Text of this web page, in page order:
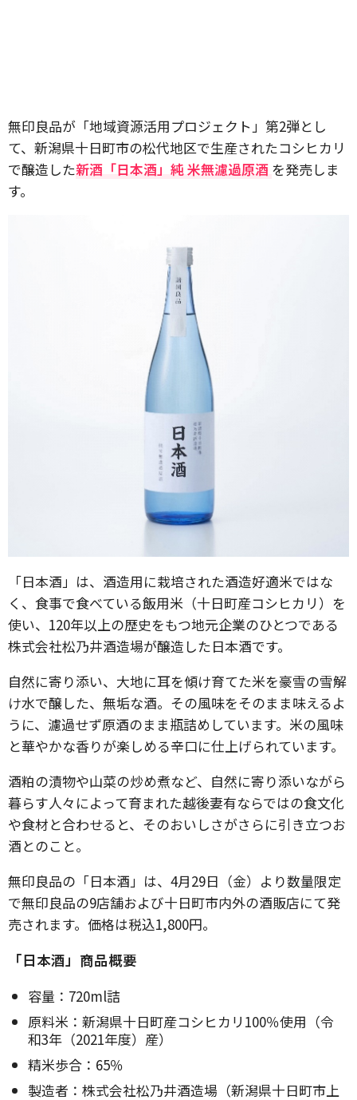
無印良品が「地域資源活用プロジェクト」第2弾とし
て、新潟県十日町市の松代地区で生産されたコシヒカリ
で醸造した新酒「日本酒」純 米無濾過原酒 を発売しま
す。
「日本酒」は、酒造用に栽培された酒造好適米ではな
く、食事で食べている飯用米（十日町産コシヒカリ）を
使い、120年以上の歴史をもつ地元企業のひとつである
株式会社松乃井酒造場が醸造した日本酒です。
自然に寄り添い、大地に耳を傾け育てた米を豪雪の雪解
け水で醸した、無垢な酒。その風味をそのまま味えるよ
うに、濾過せず原酒のまま瓶詰めしています。米の風味
と華やかな香りが楽しめる辛口に仕上げられています。
酒粕の漬物や山菜の炒め煮など、自然に寄り添いながら
暮らす人々によって育まれた越後妻有ならではの食文化
や食材と合わせると、そのおいしさがさらに引き立つお
酒とのこと。
無印良品の「日本酒」は、4月29日（金）より数量限定
で無印良品の9店舗および十日町市内外の酒販店にて発
売されます。価格は税込1,800円。
「日本酒」商品概要
容量：720ml詰
原料米：新潟県十日町産コシヒカリ100％使用（令
和3年（2021年度）産）
精米歩合：65％
製造者：株式会社松乃井酒造場（新潟県十日町市上